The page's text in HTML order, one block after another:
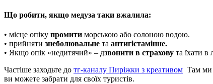
Що робити, якщо медуза таки вжалила:
• місце опіку промити морською або солоною водою.
• прийняти знеболювальне та антигістамінне.
• Якщо опік «недитячий» – дзвонити в страхову та їхати в
Частіше заходьте до тг-каналу Пиріжки з креативом Там ми
ви можете забрати для своїх туристів.